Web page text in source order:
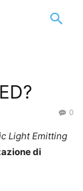
0
Light Emitting
di